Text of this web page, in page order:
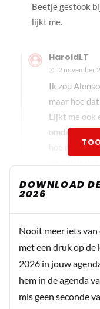
Beetje gestook
lijkt me.
HaroldLT
2 november
Ik zou
maar hoe
Lijkt me ook
omdat het
hoe matig
2 november 2025
Lees de laatste
Montoya over
Lijkt wel of hij
DOWNLOAD
2026
Nooit meer iets van
met een druk op de
2026 in jouw
hem in de agenda
mis geen seconde